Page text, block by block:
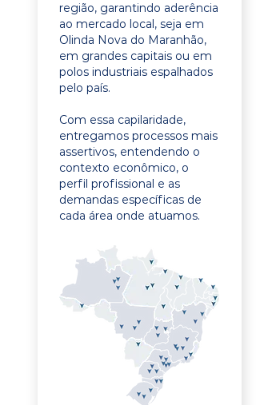
região, garantindo aderência
ao mercado local, seja em
Olinda Nova do Maranhão,
em grandes capitais ou em
polos industriais espalhados
pelo país.
Com essa capilaridade,
entregamos processos mais
assertivos, entendendo o
contexto econômico, o
perfil profissional e as
demandas específicas de
cada área onde atuamos.